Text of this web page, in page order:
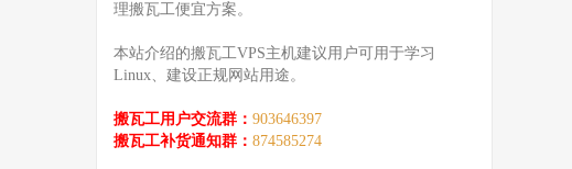
理搬瓦工便宜方案。
本站介绍的搬瓦工VPS主机建议用户可用于学习
Linux、建设正规网站用途。
搬瓦工用户交流群： 903646397
搬瓦工补货通知群： 874585274